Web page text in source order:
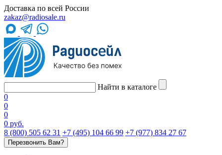
Доставка по всей России
zakaz@radiosale.ru
Найти в каталоге
0
0
0
0 руб.
8 (800) 505 62 31 +7 (495) 104 66 99 +7 (977) 834 27 67
Перезвонить Вам?